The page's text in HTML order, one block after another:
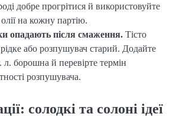
добре прогрітися й використовуйте
на кожну партію.
опадають після смаження. Тісто
або розпушувач старий. Додайте
л. борошна й перевірте термін
розпушувача.
солодкі та солоні ідеї